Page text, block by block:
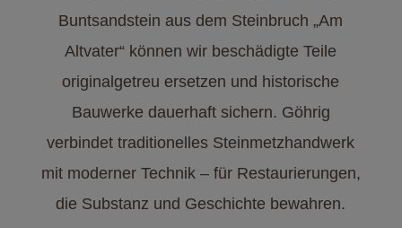
Buntsandstein aus dem Steinbruch „Am
Altvater“ können wir beschädigte Teile
originalgetreu ersetzen und historische
Bauwerke dauerhaft sichern. Göhrig
verbindet traditionelles Steinmetzhandwerk
mit moderner Technik – für Restaurierungen,
die Substanz und Geschichte bewahren.